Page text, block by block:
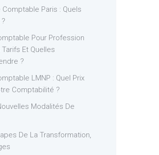
Paris : Quels
Pour Profession
Et Quelles
?
LMNP : Quel Prix
Comptabilité ?
Modalités De
De La Transformation,